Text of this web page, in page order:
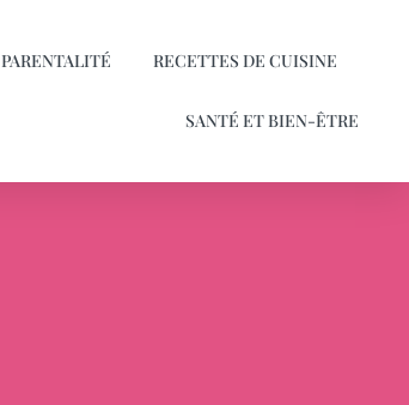
PARENTALITÉ RECETTES DE CUISINE
SANTÉ ET BIEN-ÊTRE